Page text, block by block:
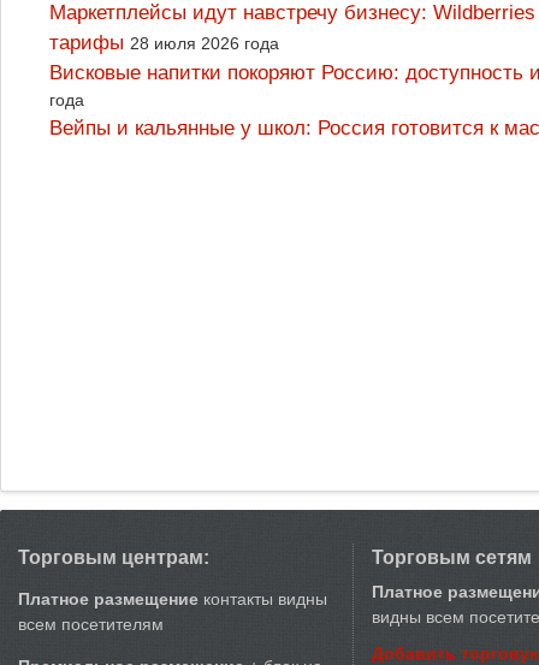
Маркетплейсы идут навстречу бизнесу:
тарифы 28 июля 2026 года
Висковые напитки покоряют Россию:
года
Вейпы и кальянные у школ: Россия готовится к
Торговым центрам:
Платное размещение контакты видны
всем посетителям
Торговым сетям
Платное
видны всем
Добавить